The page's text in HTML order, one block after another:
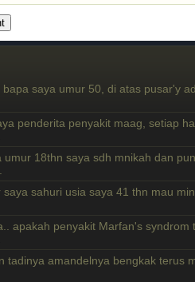
bapa saya umur 50, di atas pusar'y
penderita penyakit maag, setiap
umur 18thn saya sdh mnikah dan
saya sahuri usia saya 41 thn mau
apakah penyakit Marfan's syndrom
tadinya amandelnya bengkak terus